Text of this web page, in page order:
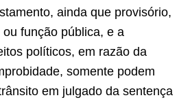
ainda que provisório,
função pública, e a
políticos, em razão da
somente podem
em julgado da sentença